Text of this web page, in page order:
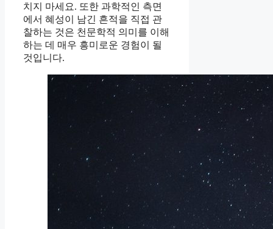
치지 마세요. 또한 과학적인 측면
에서 혜성이 남긴 흔적을 직접 관
찰하는 것은 천문학적 의미를 이해
하는 데 매우 흥미로운 경험이 될
것입니다.